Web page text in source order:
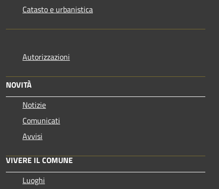
Catasto e urbanistica
Autorizzazioni
NOVITÀ
Notizie
Comunicati
Avvisi
VIVERE IL COMUNE
Luoghi